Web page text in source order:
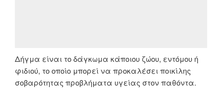
Δήγμα είναι το δάγκωμα κάποιου ζώου, εντόμου ή
φιδιού, το οποίο μπορεί να προκαλέσει ποικίλης
σοβαρότητας προβλήματα υγείας στον παθόντα.